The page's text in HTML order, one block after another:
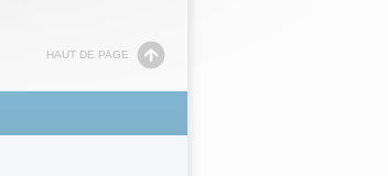
HAUT DE PAGE